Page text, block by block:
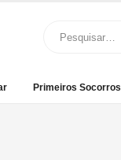
Primeiros Socorros